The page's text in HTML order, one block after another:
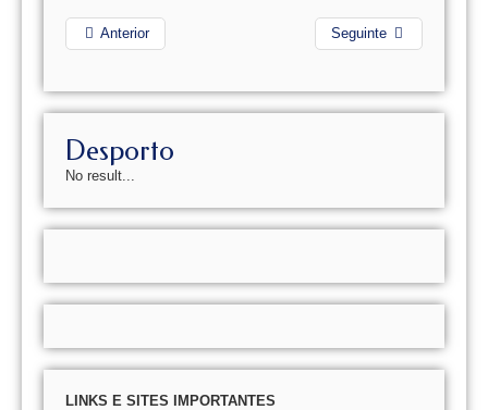
Anterior Seguinte
Desporto
No result...
LINKS E SITES IMPORTANTES